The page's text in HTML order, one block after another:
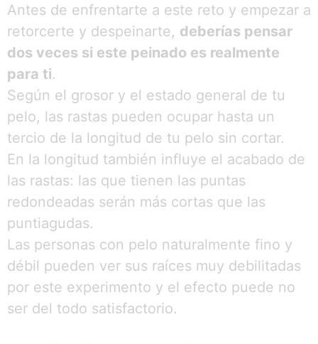
Antes de enfrentarte a este reto y empezar a
retorcerte y despeinarte, deberías pensar
dos veces si este peinado es realmente
para ti.
Según el grosor y el estado general de tu
pelo, las rastas pueden ocupar hasta un
tercio de la longitud de tu pelo sin cortar.
En la longitud también influye el acabado de
las rastas: las que tienen las puntas
redondeadas serán más cortas que las
puntiagudas.
Las personas con pelo naturalmente fino y
débil pueden ver sus raíces muy debilitadas
por este experimento y el efecto puede no
ser del todo satisfactorio.